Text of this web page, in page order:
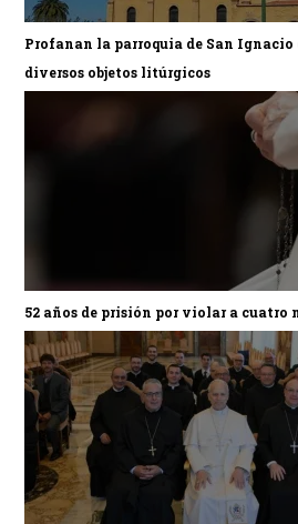
Profanan la parroquia de San
diversos objetos litúrgicos
52 años de prisión por violar a cuatro